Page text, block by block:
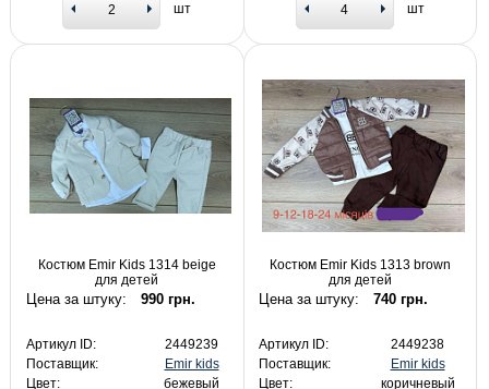
шт шт
Костюм Emir Kids 1314 beige
для детей
Цена за штуку: 990 грн.
Артикул ID:
2449239
Поставщик:
Emir kids
Цвет:
бежевый
Костюм Emir Kids 1313 brown
для детей
Цена за штуку: 740 грн.
Артикул ID:
2449238
Поставщик:
Emir kids
Цвет:
коричневый